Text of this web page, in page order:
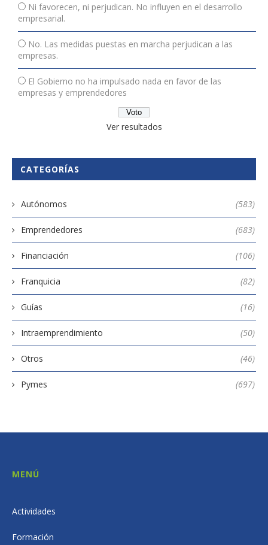
Ni favorecen, ni perjudican. No influyen en el desarrollo
empresarial.
No. Las medidas puestas en marcha perjudican a las
empresas.
El Gobierno no ha impulsado nada en favor de las
empresas y emprendedores
Ver resultados
CATEGORÍAS
Autónomos (583)
Emprendedores (683)
Financiación (106)
Franquicia (82)
Guías (16)
Intraemprendimiento (50)
Otros (46)
Pymes (697)
MENÚ
Actividades
Formación